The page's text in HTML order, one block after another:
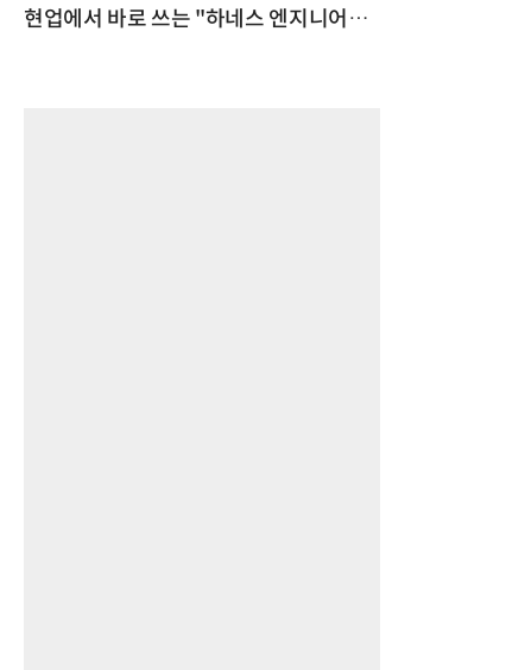
현업에서 바로 쓰는 "하네스 엔지니어링" 실습 교육